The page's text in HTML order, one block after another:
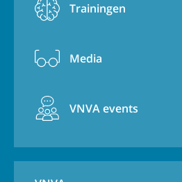
Trainingen
Media
VNVA events